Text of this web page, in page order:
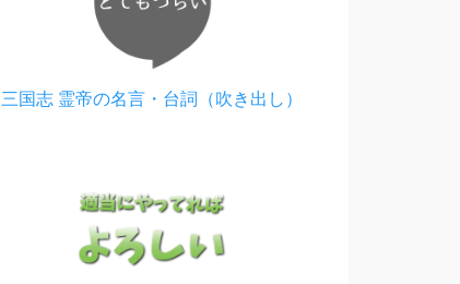
三国志 霊帝の名言・台詞（吹き出し）